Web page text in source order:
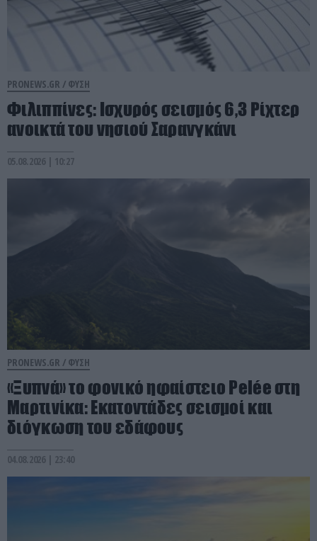
PRONEWS.GR / ΦΥΣΗ
Φιλιππίνες: Ισχυρός σεισμός 6,3 Ρίχτερ
ανοικτά του νησιού Σαρανγκάνι
05.08.2026 | 10:27
PRONEWS.GR / ΦΥΣΗ
«Ξυπνά» το φονικό ηφαίστειο Pelée στη
Μαρτινίκα: Εκατοντάδες σεισμοί και
διόγκωση του εδάφους
04.08.2026 | 23:40